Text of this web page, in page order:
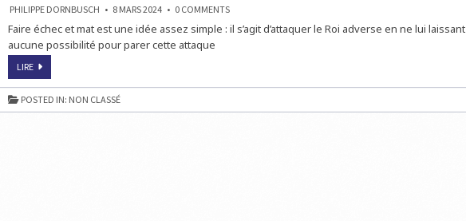
PHILIPPE DORNBUSCH 8 MARS 2024 0 COMMENTSON
3
ÉCHECS
3
COUPS
Faire échec et mat est une idée assez simple : il s’agit d’attaquer le Roi adverse en ne lui laissant
aucune possibilité pour parer cette attaque
LIRETROUVEZ
ÉCHECS
ET
MAT
EN
POSTED IN: NON CLASSÉ